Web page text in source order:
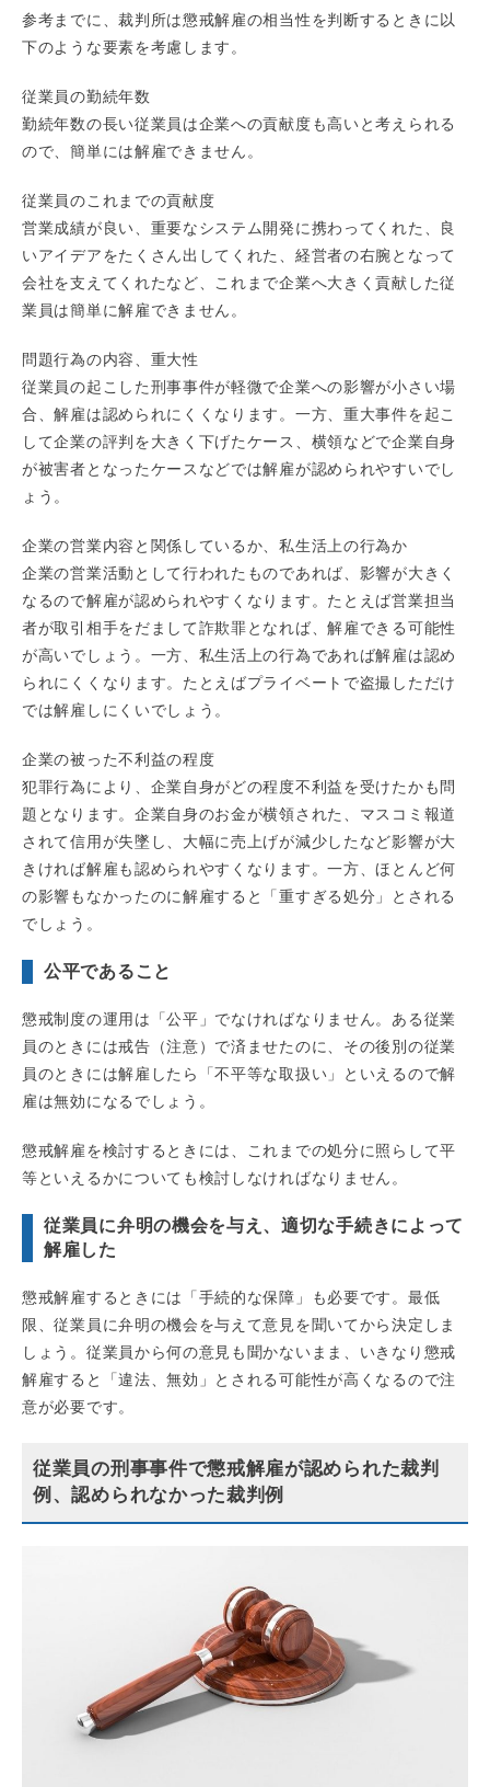
参考までに、裁判所は懲戒解雇の相当性を判断するときに以
下のような要素を考慮します。
従業員の勤続年数
勤続年数の長い従業員は企業への貢献度も高いと考えられる
ので、簡単には解雇できません。
従業員のこれまでの貢献度
営業成績が良い、重要なシステム開発に携わってくれた、良
いアイデアをたくさん出してくれた、経営者の右腕となって
会社を支えてくれたなど、これまで企業へ大きく貢献した従
業員は簡単に解雇できません。
問題行為の内容、重大性
従業員の起こした刑事事件が軽微で企業への影響が小さい場
合、解雇は認められにくくなります。一方、重大事件を起こ
して企業の評判を大きく下げたケース、横領などで企業自身
が被害者となったケースなどでは解雇が認められやすいでし
ょう。
企業の営業内容と関係しているか、私生活上の行為か
企業の営業活動として行われたものであれば、影響が大きく
なるので解雇が認められやすくなります。たとえば営業担当
者が取引相手をだまして詐欺罪となれば、解雇できる可能性
が高いでしょう。一方、私生活上の行為であれば解雇は認め
られにくくなります。たとえばプライベートで盗撮しただけ
では解雇しにくいでしょう。
企業の被った不利益の程度
犯罪行為により、企業自身がどの程度不利益を受けたかも問
題となります。企業自身のお金が横領された、マスコミ報道
されて信用が失墜し、大幅に売上げが減少したなど影響が大
きければ解雇も認められやすくなります。一方、ほとんど何
の影響もなかったのに解雇すると「重すぎる処分」とされる
でしょう。
公平であること
懲戒制度の運用は「公平」でなければなりません。ある従業
員のときには戒告（注意）で済ませたのに、その後別の従業
員のときには解雇したら「不平等な取扱い」といえるので解
雇は無効になるでしょう。
懲戒解雇を検討するときには、これまでの処分に照らして平
等といえるかについても検討しなければなりません。
従業員に弁明の機会を与え、適切な手続きによって
解雇した
懲戒解雇するときには「手続的な保障」も必要です。最低
限、従業員に弁明の機会を与えて意見を聞いてから決定しま
しょう。従業員から何の意見も聞かないまま、いきなり懲戒
解雇すると「違法、無効」とされる可能性が高くなるので注
意が必要です。
従業員の刑事事件で懲戒解雇が認められた裁判
例、認められなかった裁判例